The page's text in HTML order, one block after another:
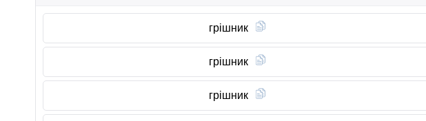
грішник
грішник
грішник